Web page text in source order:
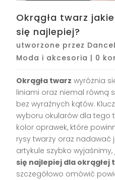
Okrągła twarz
się najlepiej?
utworzone przez
Moda i akcesoria | 0
Okrągła twarz wyróżnia
liniami oraz niemal równą
bez wyraźnych kątów.
wyboru okularów dla tego
kolor oprawek, które
rysy twarzy oraz nadawać
artykule szybko wyjaśnimy,
się najlepiej dla okrągłej
szczegółowo omówić